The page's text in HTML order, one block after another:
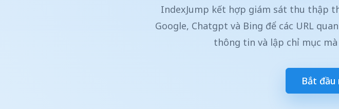
IndexJump kết hợp giám sát thu thập
Google, Chatgpt và Bing để các URL
thông tin và lập chỉ mục
Bắt đầu